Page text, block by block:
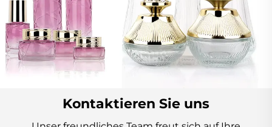
Kontaktieren Sie uns